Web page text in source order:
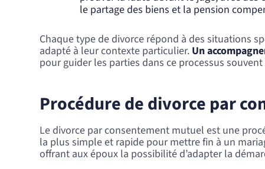
le partage des biens et la pension
Chaque type de divorce répond à des situations
adapté à leur contexte particulier. Un
pour guider les parties dans ce processus
Procédure de divorce par
Le divorce par consentement mutuel est une
la plus simple et rapide pour mettre fin à un
offrant aux époux la possibilité d’adapter la